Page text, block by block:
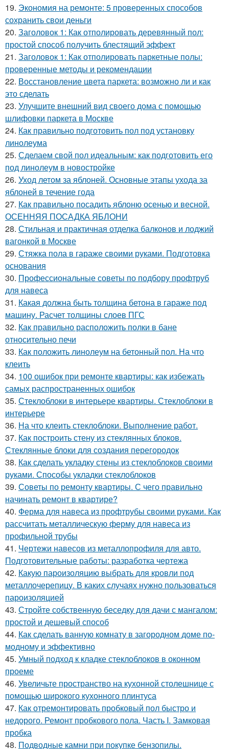
19. Экономия на ремонте: 5 проверенных способов
сохранить свои деньги
20. Заголовок 1: Как отполировать деревянный пол:
простой способ получить блестящий эффект
21. Заголовок 1: Как отполировать паркетные полы:
проверенные методы и рекомендации
22. Восстановление цвета паркета: возможно ли и как
это сделать
23. Улучшите внешний вид своего дома с помощью
шлифовки паркета в Москве
24. Как правильно подготовить пол под установку
линолеума
25. Сделаем свой пол идеальным: как подготовить его
под линолеум в новостройке
26. Уход летом за яблоней. Основные этапы ухода за
яблоней в течение года
27. Как правильно посадить яблоню осенью и весной.
ОСЕННЯЯ ПОСАДКА ЯБЛОНИ
28. Стильная и практичная отделка балконов и лоджий
вагонкой в Москве
29. Стяжка пола в гараже своими руками. Подготовка
основания
30. Профессиональные советы по подбору профтруб
для навеса
31. Какая должна быть толщина бетона в гараже под
машину. Расчет толщины слоев ПГС
32. Как правильно расположить полки в бане
относительно печи
33. Как положить линолеум на бетонный пол. На что
клеить
34. 100 ошибок при ремонте квартиры: как избежать
самых распространенных ошибок
35. Стеклоблоки в интерьере квартиры. Стеклоблоки в
интерьере
36. На что клеить стеклоблоки. Выполнение работ.
37. Как построить стену из стеклянных блоков.
Стеклянные блоки для создания перегородок
38. Как сделать укладку стены из стеклоблоков своими
руками. Способы укладки стеклоблоков
39. Советы по ремонту квартиры. С чего правильно
начинать ремонт в квартире?
40. Ферма для навеса из профтрубы своими руками. Как
рассчитать металлическую ферму для навеса из
профильной трубы
41. Чертежи навесов из металлопрофиля для авто.
Подготовительные работы: разработка чертежа
42. Какую пароизоляцию выбрать для кровли под
металлочерепицу. В каких случаях нужно пользоваться
пароизоляцией
43. Стройте собственную беседку для дачи с мангалом:
простой и дешевый способ
44. Как сделать ванную комнату в загородном доме по-
модному и эффективно
45. Умный подход к кладке стеклоблоков в оконном
проеме
46. Увеличьте пространство на кухонной столешнице с
помощью широкого кухонного плинтуса
47. Как отремонтировать пробковый пол быстро и
недорого. Ремонт пробкового пола. Часть I. Замковая
пробка
48. Подводные камни при покупке бензопилы.